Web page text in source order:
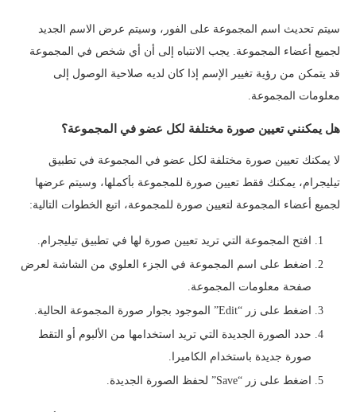
سيتم تحديث اسم المجموعة على الفور، وسيتم عرض الاسم الجديد
لجميع أعضاء المجموعة. يجب الانتباه إلى أن أي شخص في المجموعة
قد يتمكن من رؤية تغيير الإسم إذا كان لديه صلاحية الوصول إلى
معلومات المجموعة.
هل يمكنني تعيين صورة مختلفة لكل عضو في المجموعة؟
لا يمكنك تعيين صورة مختلفة لكل عضو في المجموعة في تطبيق
تيليجرام، يمكنك فقط تعيين صورة للمجموعة بأكملها، وسيتم عرضها
لجميع أعضاء المجموعة لتعيين صورة للمجموعة، اتبع الخطوات التالية:
افتح المجموعة التي تريد تعيين صورة لها في تطبيق تيليجرام.
اضغط على اسم المجموعة في الجزء العلوي من الشاشة لعرض
صفحة معلومات المجموعة.
اضغط على زر “Edit” الموجود بجوار صورة المجموعة الحالية.
حدد الصورة الجديدة التي تريد استخدامها من الألبوم أو التقط
صورة جديدة باستخدام الكاميرا.
اضغط على زر “Save” لحفظ الصورة الجديدة.